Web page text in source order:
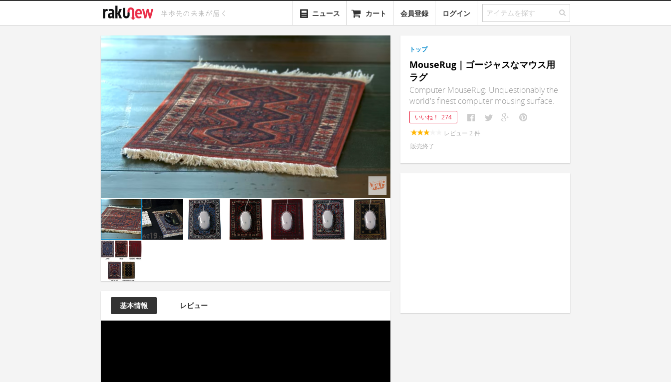
ニュース カート 会員登録 ログイン
基本情報 レビュー
トップ
MouseRug｜ゴージャスなマウス用
ラグ
Computer MouseRug: Unquestionably the
world's finest computer mousing surface.
いいね！ 274
レビュー 2 件
販売終了